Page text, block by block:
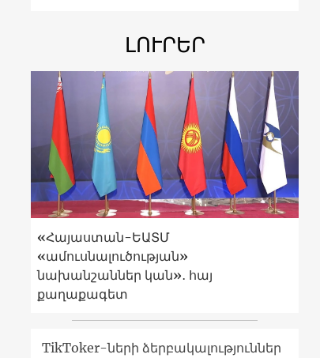
ԼՈՒՐԵՐ
«Հայաստան-ԵԱՏՄ
«ամուսնալուծության»
նախանշաններ կան»․ հայ
քաղաքագետ
TikToker-ների ձերբակալություններ